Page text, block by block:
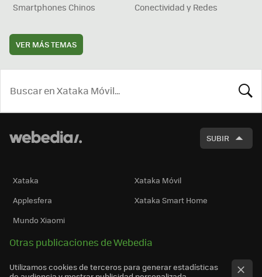
Smartphones Chinos
Conectividad y Redes
VER MÁS TEMAS
SUBIR
Xataka
Xataka Móvil
Applesfera
Xataka Smart Home
Mundo Xiaomi
Otras publicaciones de Webedia
Utilizamos cookies de terceros para generar estadísticas